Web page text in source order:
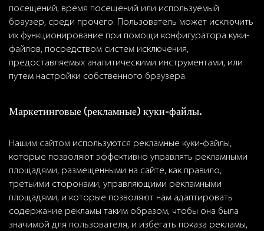
посещений, время посещений или используемый
браузер, среди прочего. Пользователь может исключить
их функционирование при помощи конфигуратора куки-
файлов, посредством систем исключения,
предоставляемых аналитическими инструментами, или
путем настройки собственного браузера.
Маркетинговые (рекламные) куки-файлы.
Нашим сайтом используются рекламные куки-файлы,
которые позволяют эффективно управлять рекламными
площадями, размещенными на сайте, как правило,
третьими сторонами, управляющими рекламными
площадями, и которые позволяют нам адаптировать
содержание рекламы таким образом, чтобы она была
значимой для пользователя, и избегать показа рекламы,